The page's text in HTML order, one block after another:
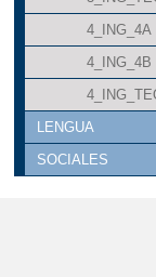
4_ING_4A
4_ING_4B
LENGUA
SOCIALES